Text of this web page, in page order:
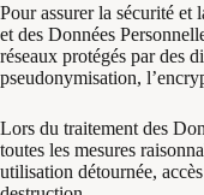
Pour assurer la sécurité et
et des Données
réseaux protégés par des
pseudonymisation,
Lors du traitement des
toutes les mesures
utilisation détournée,